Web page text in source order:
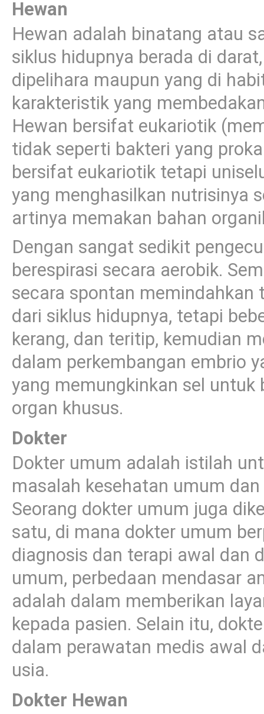
Hewan
Hewan adalah binatang atau
siklus hidupnya berada di
dipelihara maupun yang di
karakteristik yang
Hewan bersifat eukariotik
tidak seperti bakteri yang
bersifat eukariotik tetapi
yang menghasilkan nutrisinya
artinya memakan bahan
Dengan sangat sedikit
berespirasi secara aerobik.
secara spontan memindahkan
dari siklus hidupnya, tetapi
kerang, dan teritip, kemudian
dalam perkembangan embrio
yang memungkinkan sel
organ khusus.
Dokter
Dokter umum adalah istilah
masalah kesehatan umum
Seorang dokter umum juga
satu, di mana dokter umum
diagnosis dan terapi awal dan
umum, perbedaan mendasar
adalah dalam memberikan
kepada pasien. Selain itu,
dalam perawatan medis awal
usia.
Dokter Hewan